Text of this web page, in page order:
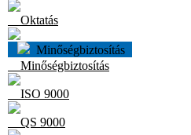
Oktatás
Minőségbiztosítás
Minőségbiztosítás
ISO 9000
QS 9000